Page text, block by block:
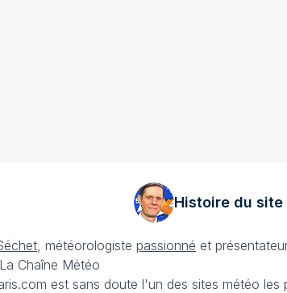
Histoire du site
, météorologiste passionné et
Chaîne Météo
est sans doute l'un des sites météo